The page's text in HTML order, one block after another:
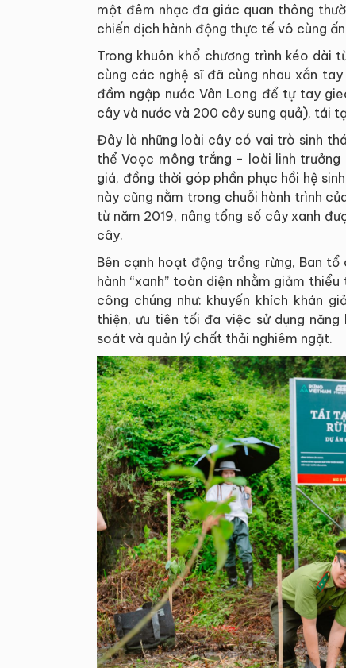
một đêm nhạc đa giác quan thông
chiến dịch hành động thực tế vô cùng
Trong khuôn khổ chương trình kéo dài
cùng các nghệ sĩ đã cùng nhau xắn
đầm ngập nước Vân Long để tự tay
cây và nước và 200 cây sung quả), tái
Đây là những loài cây có vai trò sinh
thể Voọc mông trắng - loài linh trưởng
giá, đồng thời góp phần phục hồi hệ
này cũng nằm trong chuỗi hành trình
từ năm 2019, nâng tổng số cây xanh
cây.
Bên cạnh hoạt động trồng rừng, Ban
hành “xanh” toàn diện nhằm giảm
công chúng như: khuyến khích khán
thiện, ưu tiên tối đa việc sử dụng
soát và quản lý chất thải nghiêm ngặt.